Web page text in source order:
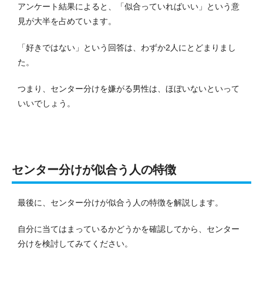
アンケート結果によると、「似合っていればいい」という意
見が大半を占めています。
「好きではない」という回答は、わずか2人にとどまりまし
た。
つまり、センター分けを嫌がる男性は、ほぼいないといって
いいでしょう。
センター分けが似合う人の特徴
最後に、センター分けが似合う人の特徴を解説します。
自分に当てはまっているかどうかを確認してから、センター
分けを検討してみてください。